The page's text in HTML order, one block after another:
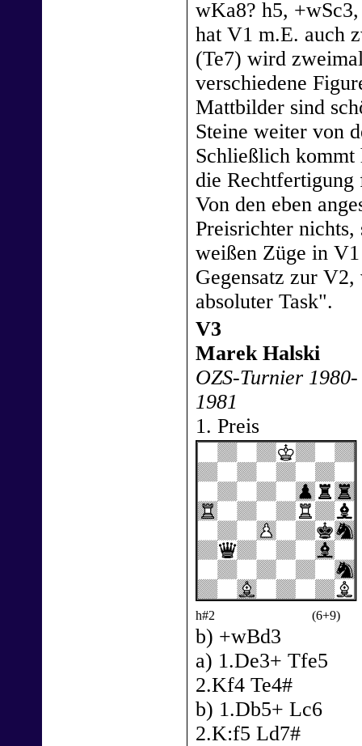
wKa8? h5,
hat V1 m.E. auch
(Te7) wird
verschiedene
Mattbilder sind
Steine weiter von
Schließlich kommt
die Rechtfertigung
Von den eben
Preisrichter nichts,
weißen Züge in
Gegensatz zur
absoluter Task".
V3
Marek Halski
OZS-Turnier 1980-
1981
1. Preis
h#2 (6+9)
b) +wBd3
a) 1.De3+ Tfe5
2.Kf4 Te4#
b) 1.Db5+ Lc6
2.K:f5 Ld7#